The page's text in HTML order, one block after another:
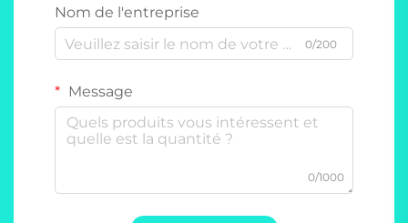
Nom de l'entreprise
0/200
Message
0/1000